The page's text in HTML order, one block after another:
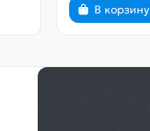
В корзину